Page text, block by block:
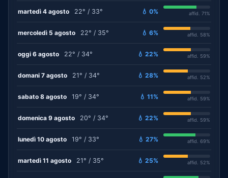
martedì 4 agosto 22° / 33° 💧 0% affid. 71%
mercoledì 5 agosto 22° / 35° 💧 6% affid. 58%
oggi 6 agosto 22° / 34° 💧 22% affid. 59%
domani 7 agosto 21° / 34° 💧 28% affid. 52%
sabato 8 agosto 19° / 34° 💧 11% affid. 59%
domenica 9 agosto 20° / 34° 💧 22% affid. 59%
lunedì 10 agosto 19° / 33° 💧 27% affid. 69%
martedì 11 agosto 21° / 35° 💧 25% affid. 52%